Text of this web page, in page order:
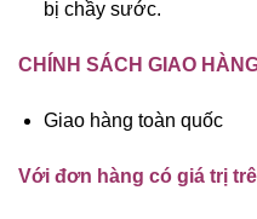
bị chầy sước.
CHÍNH SÁCH GIAO
Giao hàng toàn quốc
Với đơn hàng có giá trị